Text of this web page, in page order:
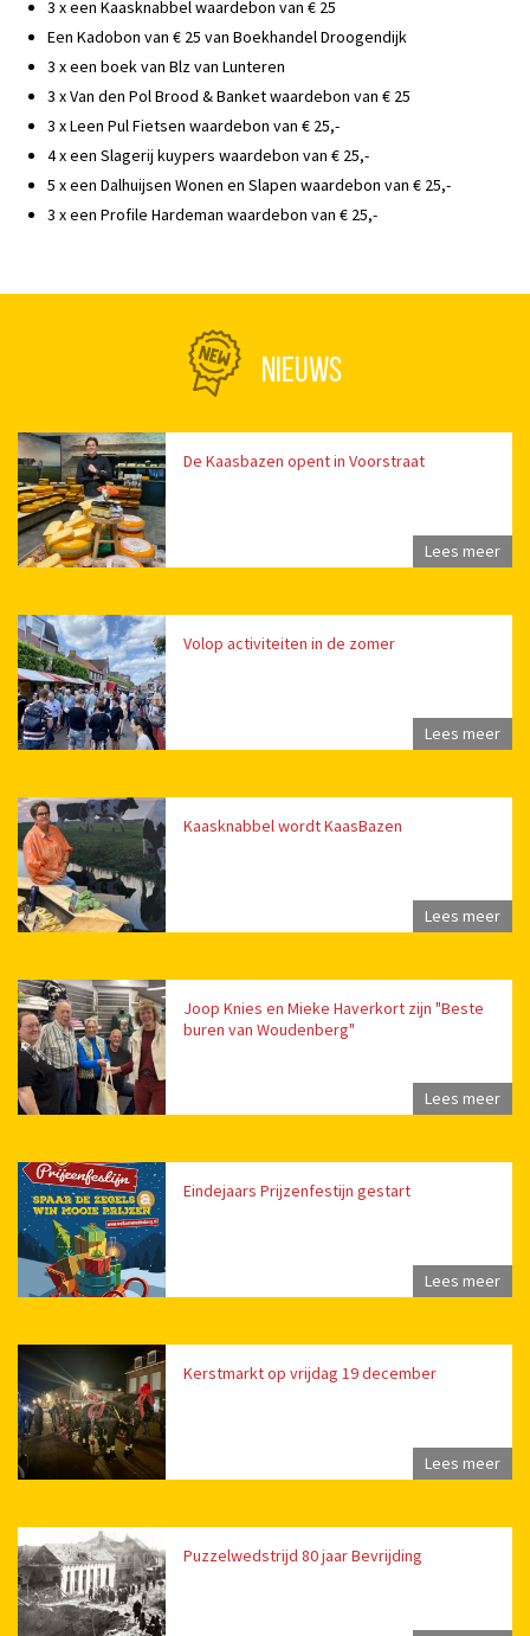
3 x een Kaasknabbel waardebon van € 25
Een Kadobon van € 25 van Boekhandel Droogendijk
3 x een boek van Blz van Lunteren
3 x Van den Pol Brood & Banket waardebon van € 25
3 x Leen Pul Fietsen waardebon van € 25,-
4 x een Slagerij kuypers waardebon van € 25,-
5 x een Dalhuijsen Wonen en Slapen waardebon van € 25,-
3 x een Profile Hardeman waardebon van € 25,-
NIEUWS
De Kaasbazen opent in Voorstraat
Lees meer
Volop activiteiten in de zomer
Lees meer
Kaasknabbel wordt KaasBazen
Lees meer
Joop Knies en Mieke Haverkort zijn "Beste
buren van Woudenberg"
Lees meer
Eindejaars Prijzenfestijn gestart
Lees meer
Kerstmarkt op vrijdag 19 december
Lees meer
Puzzelwedstrijd 80 jaar Bevrijding